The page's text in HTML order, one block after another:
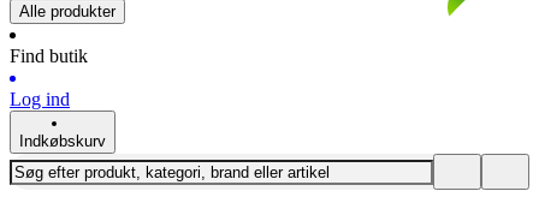
Alle produkter
Find butik
Log ind
Indkøbskurv